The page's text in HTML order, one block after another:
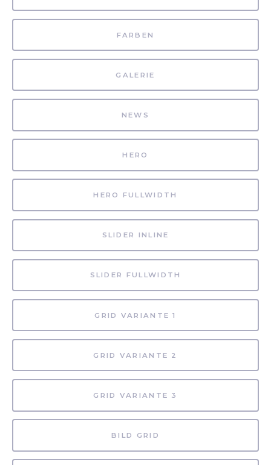
FARBEN
GALERIE
NEWS
HERO
HERO FULLWIDTH
SLIDER INLINE
SLIDER FULLWIDTH
GRID VARIANTE 1
GRID VARIANTE 2
GRID VARIANTE 3
BILD GRID